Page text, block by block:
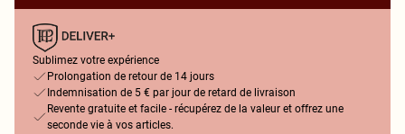
Sublimez votre expérience
Prolongation de retour de 14 jours
Indemnisation de 5 € par jour de retard de livraison
Revente gratuite et facile - récupérez de la valeur et offrez une
seconde vie à vos articles.